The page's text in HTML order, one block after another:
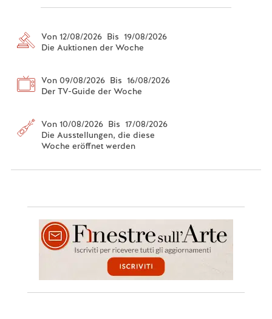
Von 12/08/2026 Bis 19/08/2026
Die Auktionen der Woche
Von 09/08/2026 Bis 16/08/2026
Der TV-Guide der Woche
Von 10/08/2026 Bis 17/08/2026
Die Ausstellungen, die diese
Woche eröffnet werden